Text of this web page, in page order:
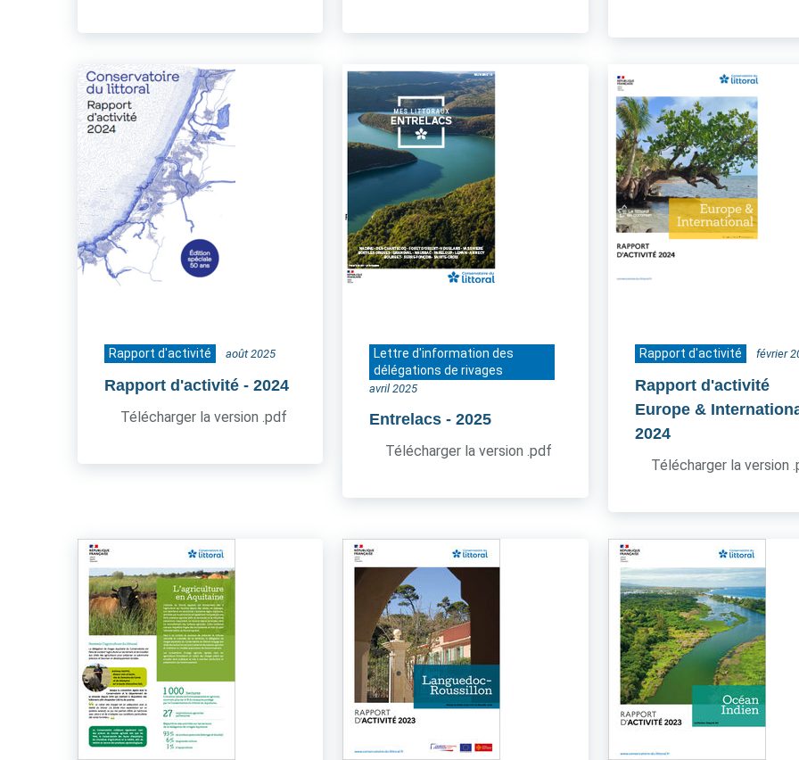
Rapport d'activité août 2025
Rapport d'activité - 2024
Télécharger la version .pdf
Lettre d'information des
délégations de rivages
avril 2025
Entrelacs - 2025
Télécharger la version .pdf
Rapport d'activité février
Rapport d'activité
Europe &
2024
Télécharger la version